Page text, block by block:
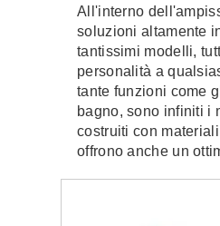
All'interno
soluzioni altamente
tantissimi modelli,
personalità a
tante funzioni come
bagno, sono infiniti i
costruiti con
offrono anche un